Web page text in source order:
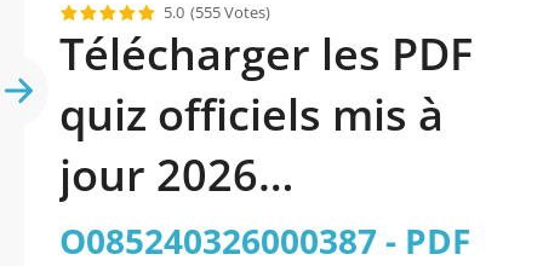
5.0 (555 Votes)
Télécharger les PDF
quiz officiels mis à
jour 2026
SURVEILLANT DE
O085240326000387 - PDF